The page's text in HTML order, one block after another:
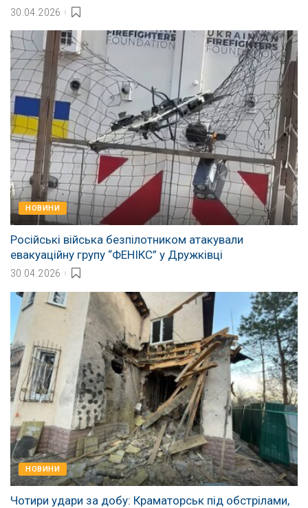
30.04.2026
НОВИНИ
Російські війська безпілотником атакували
евакуаційну групу “ФЕНІКС” у Дружківці
30.04.2026
НОВИНИ
Чотири удари за добу: Краматорськ під обстрілами,